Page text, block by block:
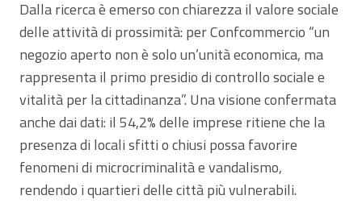
Dalla ricerca è emerso con chiarezza il valore sociale
delle attività di prossimità: per Confcommercio “un
negozio aperto non è solo un’unità economica, ma
rappresenta il primo presidio di controllo sociale e
vitalità per la cittadinanza”. Una visione confermata
anche dai dati: il 54,2% delle imprese ritiene che la
presenza di locali sfitti o chiusi possa favorire
fenomeni di microcriminalità e vandalismo,
rendendo i quartieri delle città più vulnerabili.